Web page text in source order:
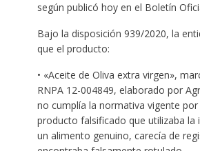
según publicó hoy en el Boletín
Bajo la disposición 939/2020, la
que el producto:
• «Aceite de Oliva extra virgen»,
RNPA 12-004849, elaborado por
no cumplía la normativa vigente
producto falsificado que utilizaba la
un alimento genuino, carecía de